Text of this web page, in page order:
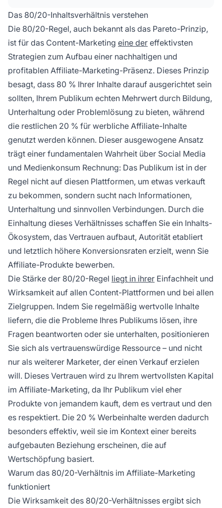
Das 80/20-Inhaltsverhältnis verstehen
Die 80/20-Regel, auch bekannt als das Pareto-Prinzip,
ist für das Content-Marketing eine der effektivsten
Strategien zum Aufbau einer nachhaltigen und
profitablen Affiliate-Marketing-Präsenz. Dieses Prinzip
besagt, dass 80 % Ihrer Inhalte darauf ausgerichtet sein
sollten, Ihrem Publikum echten Mehrwert durch Bildung,
Unterhaltung oder Problemlösung zu bieten, während
die restlichen 20 % für werbliche Affiliate-Inhalte
genutzt werden können. Dieser ausgewogene Ansatz
trägt einer fundamentalen Wahrheit über Social Media
und Medienkonsum Rechnung: Das Publikum ist in der
Regel nicht auf diesen Plattformen, um etwas verkauft
zu bekommen, sondern sucht nach Informationen,
Unterhaltung und sinnvollen Verbindungen. Durch die
Einhaltung dieses Verhältnisses schaffen Sie ein Inhalts-
Ökosystem, das Vertrauen aufbaut, Autorität etabliert
und letztlich höhere Konversionsraten erzielt, wenn Sie
Affiliate-Produkte bewerben.
Die Stärke der 80/20-Regel liegt in ihrer Einfachheit und
Wirksamkeit auf allen Content-Plattformen und bei allen
Zielgruppen. Indem Sie regelmäßig wertvolle Inhalte
liefern, die die Probleme Ihres Publikums lösen, ihre
Fragen beantworten oder sie unterhalten, positionieren
Sie sich als vertrauenswürdige Ressource – und nicht
nur als weiterer Marketer, der einen Verkauf erzielen
will. Dieses Vertrauen wird zu Ihrem wertvollsten Kapital
im Affiliate-Marketing, da Ihr Publikum viel eher
Produkte von jemandem kauft, dem es vertraut und den
es respektiert. Die 20 % Werbeinhalte werden dadurch
besonders effektiv, weil sie im Kontext einer bereits
aufgebauten Beziehung erscheinen, die auf
Wertschöpfung basiert.
Warum das 80/20-Verhältnis im Affiliate-Marketing
funktioniert
Die Wirksamkeit des 80/20-Verhältnisses ergibt sich